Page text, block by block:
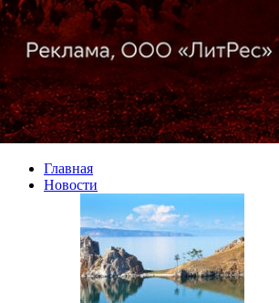
Главная
Новости